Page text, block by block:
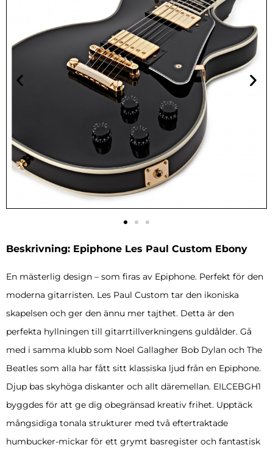
Beskrivning: Epiphone Les Paul Custom Ebony
En mästerlig design – som firas av Epiphone. Perfekt för den
moderna gitarristen. Les Paul Custom tar den ikoniska
skapelsen och ger den ännu mer tajthet. Detta är den
perfekta hyllningen till gitarrtillverkningens guldålder. Gå
med i samma klubb som Noel Gallagher Bob Dylan och The
Beatles som alla har fått sitt klassiska ljud från en Epiphone.
Djup bas skyhöga diskanter och allt däremellan. EILCEBGH1
byggdes för att ge dig obegränsad kreativ frihet. Upptäck
mångsidiga tonala strukturer med två eftertraktade
humbucker-mickar för ett grymt basregister och fantastisk